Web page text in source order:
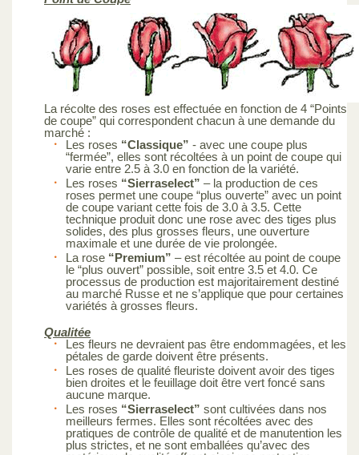
La récolte des roses est effectuée en fonction de 4 “Points
de coupe” qui correspondent chacun à une demande du
marché :
Les roses “Classique” - avec une coupe plus
“fermée”, elles sont récoltées à un point de coupe qui
varie entre 2.5 à 3.0 en fonction de la variété.
Les roses “Sierraselect” – la production de ces
roses permet une coupe “plus ouverte” avec un point
de coupe variant cette fois de 3.0 à 3.5. Cette
technique produit donc une rose avec des tiges plus
solides, des plus grosses fleurs, une ouverture
maximale et une durée de vie prolongée.
La rose “Premium” – est récoltée au point de coupe
le “plus ouvert” possible, soit entre 3.5 et 4.0. Ce
processus de production est majoritairement destiné
au marché Russe et ne s’applique que pour certaines
variétés à grosses fleurs.
Qualitée
Les fleurs ne devraient pas être endommagées, et les
pétales de garde doivent être présents.
Les roses de qualité fleuriste doivent avoir des tiges
bien droites et le feuillage doit être vert foncé sans
aucune marque.
Les roses “Sierraselect” sont cultivées dans nos
meilleurs fermes. Elles sont récoltées avec des
pratiques de contrôle de qualité et de manutention les
plus strictes, et ne sont emballées qu’avec des